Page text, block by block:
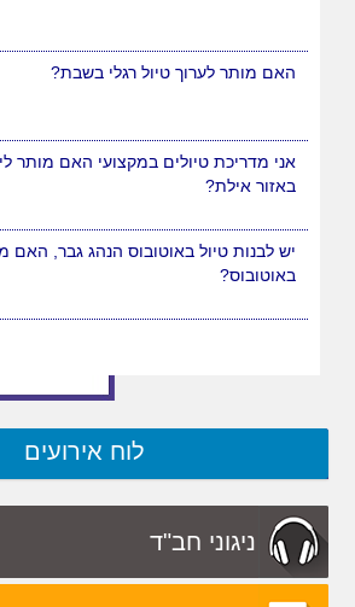
האם מותר לערוך טיול רגלי בשבת?
אני מדריכת טיולים במקצועי האם מותר
באזור אילת?
יש לבנות טיול באוטובוס הנהג גבר, האם
באוטובוס?
לוח אירועים
ניגוני חב"ד